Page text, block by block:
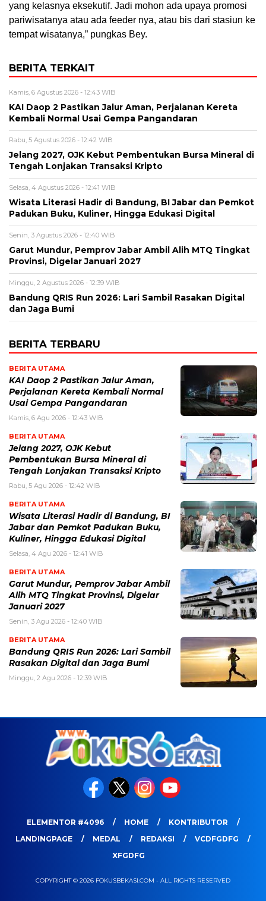
yang kelasnya eksekutif. Jadi mohon ada upaya promosi
pariwisatanya atau ada feeder nya, atau bis dari stasiun ke
tempat wisatanya,” pungkas Bey.
BERITA TERKAIT
Kamis, 6 Agustus 2026 - 12:43 WIB
KAI Daop 2 Pastikan Jalur Aman, Perjalanan Kereta
Kembali Normal Usai Gempa Pangandaran
Rabu, 5 Agustus 2026 - 12:42 WIB
Jelang 2027, OJK Kebut Pembentukan Bursa Mineral di
Tengah Lonjakan Transaksi Kripto
Selasa, 4 Agustus 2026 - 12:41 WIB
Wisata Literasi Hadir di Bandung, BI Jabar dan Pemkot
Padukan Buku, Kuliner, Hingga Edukasi Digital
Senin, 3 Agustus 2026 - 12:40 WIB
Garut Mundur, Pemprov Jabar Ambil Alih MTQ Tingkat
Provinsi, Digelar Januari 2027
Minggu, 2 Agustus 2026 - 12:39 WIB
Bandung QRIS Run 2026: Lari Sambil Rasakan Digital
dan Jaga Bumi
BERITA TERBARU
BERITA UTAMA
KAI Daop 2 Pastikan Jalur Aman,
Perjalanan Kereta Kembali Normal
Usai Gempa Pangandaran
Kamis, 6 Agu 2026 - 12:43 WIB
BERITA UTAMA
Jelang 2027, OJK Kebut
Pembentukan Bursa Mineral di
Tengah Lonjakan Transaksi Kripto
Rabu, 5 Agu 2026 - 12:42 WIB
BERITA UTAMA
Wisata Literasi Hadir di Bandung, BI
Jabar dan Pemkot Padukan Buku,
Kuliner, Hingga Edukasi Digital
Selasa, 4 Agu 2026 - 12:41 WIB
BERITA UTAMA
Garut Mundur, Pemprov Jabar Ambil
Alih MTQ Tingkat Provinsi, Digelar
Januari 2027
Senin, 3 Agu 2026 - 12:40 WIB
BERITA UTAMA
Bandung QRIS Run 2026: Lari Sambil
Rasakan Digital dan Jaga Bumi
Minggu, 2 Agu 2026 - 12:39 WIB
ELEMENTOR #4096 HOME
KONTRIBUTOR
LANDINGPAGE
MEDAL REDAKSI
VCDFGDFG
XFGDFG
COPYRIGHT © 2026 FOKUSBEKASI.COM - ALL RIGHTS RESERVED